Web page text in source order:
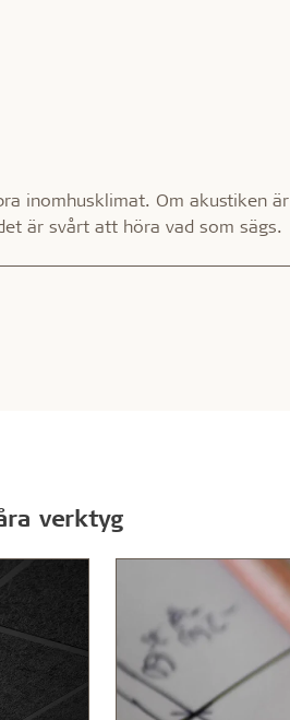
inomhusklimat. Om akustiken är
är svårt att höra vad som sägs.
verktyg